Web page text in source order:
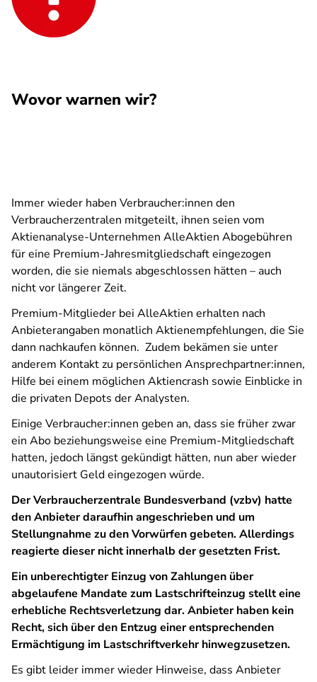
Wovor warnen wir?
Immer wieder haben Verbraucher:innen den
Verbraucherzentralen mitgeteilt, ihnen seien vom
Aktienanalyse-Unternehmen AlleAktien Abogebühren
für eine Premium-Jahresmitgliedschaft eingezogen
worden, die sie niemals abgeschlossen hätten – auch
nicht vor längerer Zeit.
Premium-Mitglieder bei AlleAktien erhalten nach
Anbieterangaben monatlich Aktienempfehlungen, die Sie
dann nachkaufen können. Zudem bekämen sie unter
anderem Kontakt zu persönlichen Ansprechpartner:innen,
Hilfe bei einem möglichen Aktiencrash sowie Einblicke in
die privaten Depots der Analysten.
Einige Verbraucher:innen geben an, dass sie früher zwar
ein Abo beziehungsweise eine Premium-Mitgliedschaft
hatten, jedoch längst gekündigt hätten, nun aber wieder
unautorisiert Geld eingezogen würde.
Der Verbraucherzentrale Bundesverband (vzbv) hatte
den Anbieter daraufhin angeschrieben und um
Stellungnahme zu den Vorwürfen gebeten. Allerdings
reagierte dieser nicht innerhalb der gesetzten Frist.
Ein unberechtigter Einzug von Zahlungen über
abgelaufene Mandate zum Lastschrifteinzug stellt eine
erhebliche Rechtsverletzung dar. Anbieter haben kein
Recht, sich über den Entzug einer entsprechenden
Ermächtigung im Lastschriftverkehr hinwegzusetzen.
Es gibt leider immer wieder Hinweise, dass Anbieter